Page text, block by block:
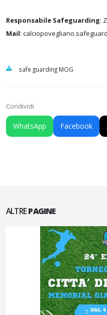
Responsabile Safeguarding:
Mail:
safe guarding MOG
Condividi
WhatsApp Facebook
ALTREPAGINE